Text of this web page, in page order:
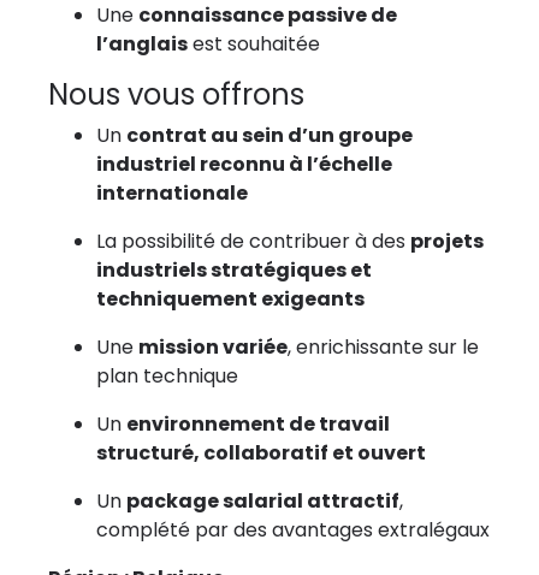
Une connaissance passive de
l’anglaisest souhaitée
Nous vous offrons
Un contrat au sein d’un groupe
industriel reconnu à l’échelle
internationale
La possibilité de contribuer à des projets
industriels stratégiques et
techniquement exigeants
Une mission variée, enrichissante sur le
plan technique
Un environnement de travail
structuré, collaboratif et ouvert
Un package salarial attractif,
complété par des avantages extralégaux